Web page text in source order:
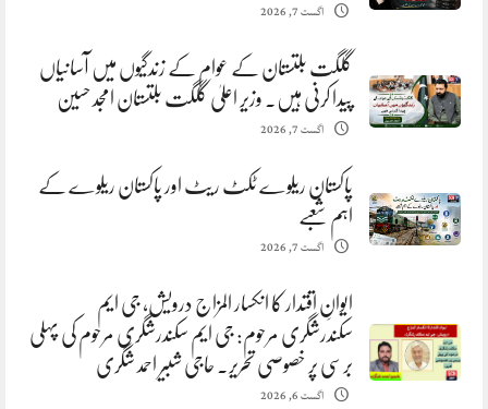
اگست 7, 2026
گلگت بلتستان کے عوام کے زندگیوں میں آسانیاں
پیدا کرنی ہیں. وزیر اعلیٰ گلگت بلتستان امجد حسین
اگست 7, 2026
پاکستان ریلوے ٹکٹ ریٹ اور پاکستان ریلوے کے
اہم شعبے
اگست 7, 2026
ایوانِ اقتدار کا انکسار المزاج درویش، جی ایم
سکندرشگری مرحوم: جی ایم سکندرشگری مرحوم کی پہلی
برسی پر خصوصی تحریر. حاجی شبیر احمد شگری
اگست 6, 2026